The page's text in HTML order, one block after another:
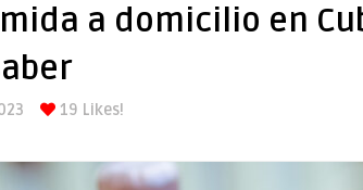
a domicilio en
19 Likes!